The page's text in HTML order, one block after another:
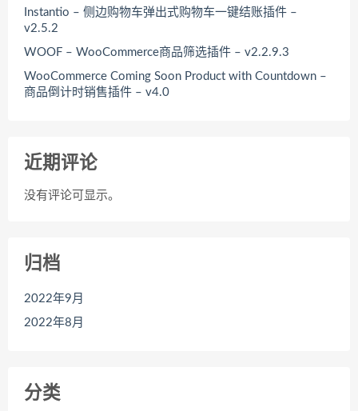
Instantio – 侧边购物车弹出式购物车一键结账插件 –
v2.5.2
WOOF – WooCommerce商品筛选插件 – v2.2.9.3
WooCommerce Coming Soon Product with Countdown –
商品倒计时销售插件 – v4.0
近期评论
没有评论可显示。
归档
2022年9月
2022年8月
分类